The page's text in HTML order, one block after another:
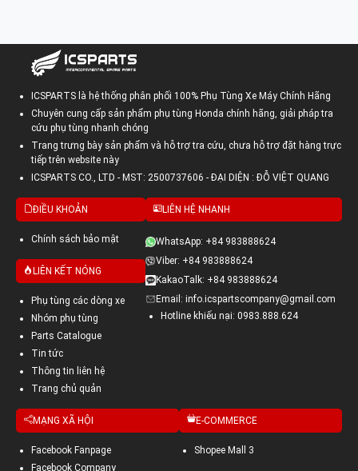
ICSPARTS là hệ thống phân phối 100% Phụ Tùng Xe Máy Chính Hãng
Chuyên cung cấp sản phẩm phụ tùng Honda chính hãng, giải pháp tra
cứu phụ tùng nhanh chóng
Trang trưng bày sản phẩm và hỗ trợ tra cứu, chưa hỗ trợ đặt hàng trực
tiếp trên website này
ICSPARTS CO., LTD - MST: 2500737606 - ĐẠI DIỆN : ĐỖ VIỆT QUANG
ĐIỀU KHOẢN
Chính sách bảo mật
LIÊN KẾT NÓNG
Phụ tùng các dòng xe
Nhóm phụ tùng
Parts Catalogue
Tin tức
Thông tin liên hệ
Trang chủ quản
LIÊN HỆ NHANH
WhatsApp: +84 983888624
Viber: +84 983888624
KakaoTalk: +84 983888624
Email: info.icspartscompany@gmail.com
Hotline khiếu nại: 0983.888.624
MẠNG XÃ HỘI
Facebook Fanpage
Facebook Company
E-COMMERCE
Shopee Mall 3